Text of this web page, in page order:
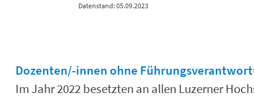
Datenstand: 05.09.2023
Dozenten/-innen ohne
Im Jahr 2022 besetzten an allen Luzerner